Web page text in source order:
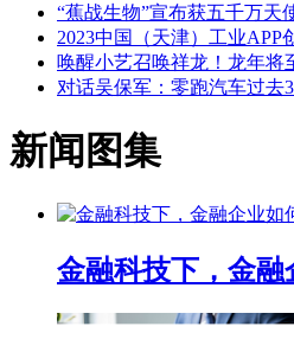
“蕉战生物”宣布获五千万天
2023中国（天津）工业
唤醒小艺召唤祥龙！龙年将
对话吴保军：零跑汽车过去
新闻图集
金融科技下，金